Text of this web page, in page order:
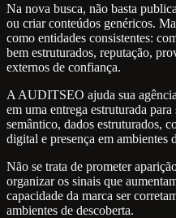
Na nova busca, não basta
ou criar conteúdos genéricos.
como entidades consistentes:
bem estruturados, reputação,
externos de confiança.
A AUDITSEO ajuda sua
em uma entrega estruturada
semântico, dados estruturados,
digital e presença em ambientes
Não se trata de prometer
organizar os sinais que
capacidade da marca ser
ambientes de descoberta.